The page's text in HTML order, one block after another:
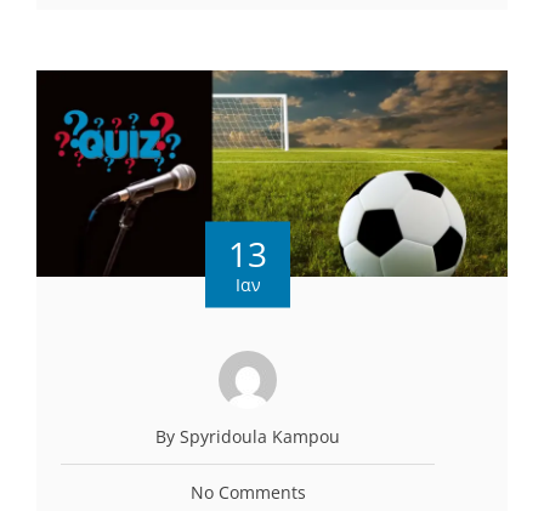
13
Ιαν
By Spyridoula Kampou
No Comments